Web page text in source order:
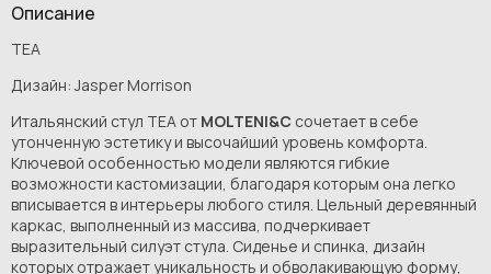
Описание
TEA
Дизайн: Jasper Morrison
Итальянский стул TEA от MOLTENI&C сочетает в себе
утонченную эстетику и высочайший уровень комфорта.
Ключевой особенностью модели являются гибкие
возможности кастомизации, благодаря которым она легко
вписывается в интерьеры любого стиля. Цельный деревянный
каркас, выполненный из массива, подчеркивает
выразительный силуэт стула. Сиденье и спинка, дизайн
которых отражает уникальность и обволакивающую форму,